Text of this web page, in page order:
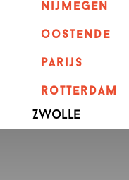
nijmegen
oostende
parijs
rotterdam
Zwolle